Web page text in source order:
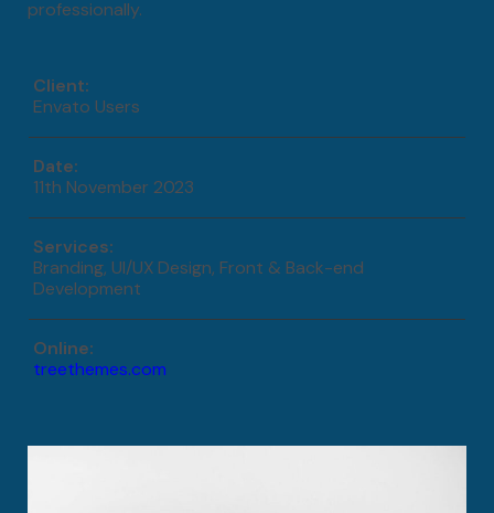
professionally.
Client:
Envato Users
Date:
11th November 2023
Services:
Branding, UI/UX Design, Front & Back-end
Development
Online:
treethemes.com